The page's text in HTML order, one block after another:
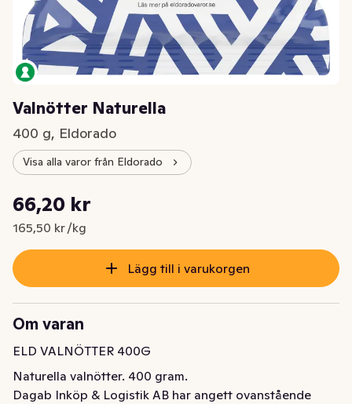
Valnötter Naturella
400 g, Eldorado
Visa alla varor från Eldorado
Nuvarande pris är: 66,20 kr
66,20 kr
165,50 kr /kg
Styckpris: 165,50 kr /kg
Lägg till i varukorgen
Om varan
ELD VALNÖTTER 400G
Naturella valnötter. 400 gram.
Dagab Inköp & Logistik AB har angett ovanstående